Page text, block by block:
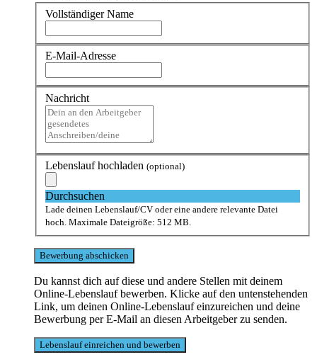
Vollständiger Name
E-Mail-Adresse
Nachricht
Lebenslauf hochladen (optional)
Durchsuchen
Lade deinen Lebenslauf/CV oder eine andere relevante Datei
hoch. Maximale Dateigröße: 512 MB.
Du kannst dich auf diese und andere Stellen mit deinem
Online-Lebenslauf bewerben. Klicke auf den untenstehenden
Link, um deinen Online-Lebenslauf einzureichen und deine
Bewerbung per E-Mail an diesen Arbeitgeber zu senden.